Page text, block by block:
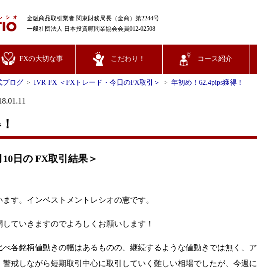
金融商品取引業者 関東財務局長（金商）第2244号
一般社団法人 日本投資顧問業協会会員012-02508
ブログ IVR-FX ＜FXトレード・今日のFX取引＞ 年初め！62.4pips獲得！
日の FX取引結果＞
す。インベストメントレシオの恵です。
ていきますのでよろしくお願いします！
各銘柄値動きの幅はあるものの、継続するような値動きでは無く、ア
戒しながら短期取引中心に取引していく難しい相場でしたが、今週に
FXの大切な事 こだわり！ コース紹介